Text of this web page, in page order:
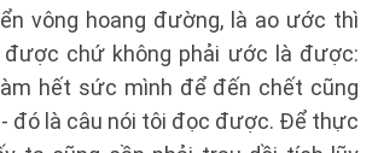
vông hoang đường, là ao ước thì
được chứ không phải ước là được:
hết sức mình để đến chết cũng
- đó là câu nói tôi đọc được. Để thực